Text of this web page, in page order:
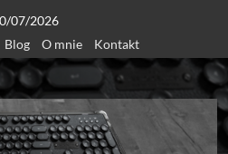
07/2026
Blog O mnie Kontakt